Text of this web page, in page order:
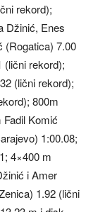
rekord);
Džinić, Enes
(Rogatica) 7.00
(lični rekord);
(lični rekord);
800m
Komić
1:00.08;
4×400 m
i Amer
1.92 (lični